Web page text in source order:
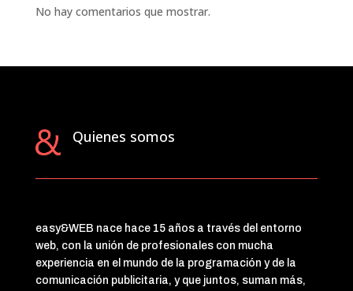
No hay comentarios que mostrar.
Quienes somos
easy&WEB nace hace 15 años a través del entorno
web, con la unión de profesionales con mucha
experiencia en el mundo de la programación y de la
comunicación publicitaria, y que juntos, suman más,